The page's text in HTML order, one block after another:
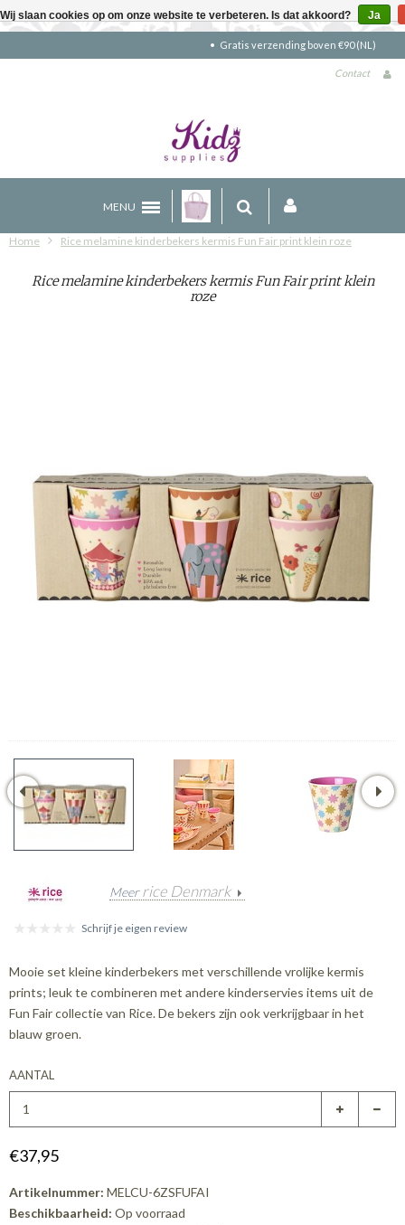
Gratis verzending boven €90 (NL)
Contact
MENU
Home Rice melamine kinderbekers kermis Fun Fair print klein roze
Rice melamine kinderbekers kermis Fun Fair print klein
roze
Meerrice Denmark
Schrijf je eigen review
Mooie set kleine kinderbekers met verschillende vrolijke kermis
prints; leuk te combineren met andere kinderservies items uit de
Fun Fair collectie van Rice. De bekers zijn ook verkrijgbaar in het
blauw groen.
AANTAL
€37,95
Artikelnummer: MELCU-6ZSFUFAI
Beschikbaarheid: Op voorraad
Wij slaan cookies op om onze website te verbeteren. Is dat akkoord? Ja